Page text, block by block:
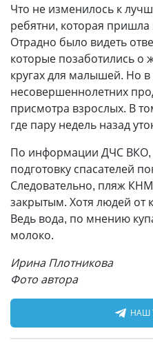
Что не изменилось к
ребятни, которая пришла
Отрадно было видеть
которые позаботились о
кругах для малышей. Но
несовершеннолетних
присмотра взрослых. В
где пару недель назад
По информации ДЧС ВКО,
подготовку спасателей
Следовательно, пляж
закрытым. Хотя людей от
Ведь вода, по мнению
молоко.
Ирина Плотникова
Фото автора
НАШ